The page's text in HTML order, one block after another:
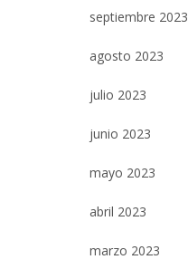
septiembre 2023
agosto 2023
julio 2023
junio 2023
mayo 2023
abril 2023
marzo 2023